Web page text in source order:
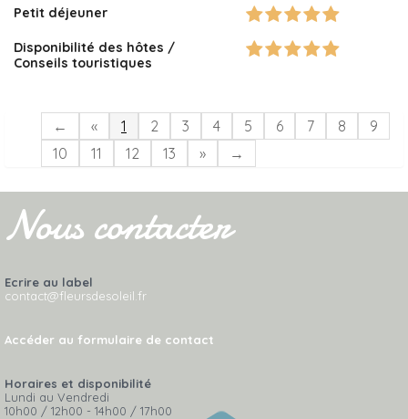
Petit déjeuner
Disponibilité des hôtes /
Conseils touristiques
← « 1 2 3 4 5 6 7 8
9
10
11 12 13 » →
Nous contacter
Ecrire au label
contact@fleursdesoleil.fr
Accéder au formulaire de contact
Horaires et disponibilité
Lundi au Vendredi
10h00 / 12h00 - 14h00 / 17h00